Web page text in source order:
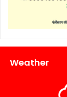
Weather